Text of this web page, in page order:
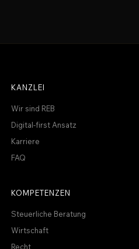
KANZLEI
Wir sind REB
Digital-first Ansatz
Karriere
FAQ
KOMPETENZEN
Steuerliche Beratung
Wirtschaft
Recht